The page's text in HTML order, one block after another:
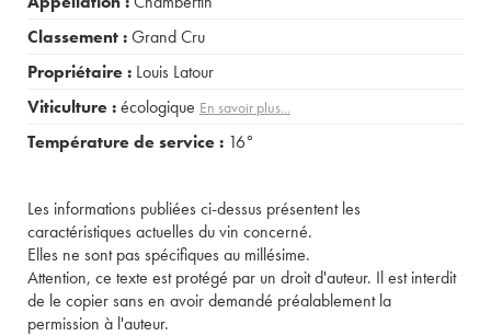
Classement :Grand Cru
Propriétaire : Louis Latour
Viticulture :écologique En savoir plus...
Température de service : 16°
Les informations publiées ci-dessus présentent les
caractéristiques actuelles du vin concerné.
Elles ne sont pas spécifiques au millésime.
Attention, ce texte est protégé par un droit d'auteur. Il est interdit
de le copier sans en avoir demandé préalablement la
permission à l'auteur.